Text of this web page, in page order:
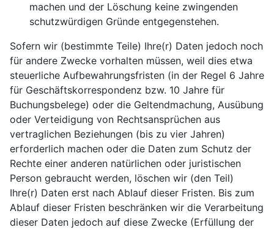
machen und der Löschung keine zwingenden
schutzwürdigen Gründe entgegenstehen.
Sofern wir (bestimmte Teile) Ihre(r) Daten jedoch noch
für andere Zwecke vorhalten müssen, weil dies etwa
steuerliche Aufbewahrungsfristen (in der Regel 6 Jahre
für Geschäftskorrespondenz bzw. 10 Jahre für
Buchungsbelege) oder die Geltendmachung, Ausübung
oder Verteidigung von Rechtsansprüchen aus
vertraglichen Beziehungen (bis zu vier Jahren)
erforderlich machen oder die Daten zum Schutz der
Rechte einer anderen natürlichen oder juristischen
Person gebraucht werden, löschen wir (den Teil)
Ihre(r) Daten erst nach Ablauf dieser Fristen. Bis zum
Ablauf dieser Fristen beschränken wir die Verarbeitung
dieser Daten jedoch auf diese Zwecke (Erfüllung der